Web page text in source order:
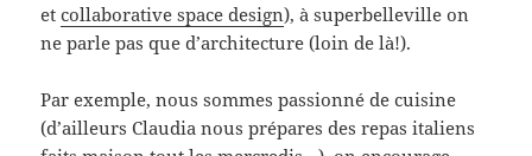
etcollaborative space design), à superbelleville on
ne parle pas que d’architecture (loin de là!).
Par exemple, nous sommes passionné de cuisine
(d’ailleurs Claudia nous prépares des repas italiens